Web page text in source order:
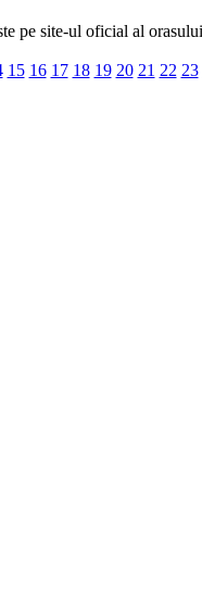
pe site-ul oficial al
15 16 17 18 19 20 21 22 23